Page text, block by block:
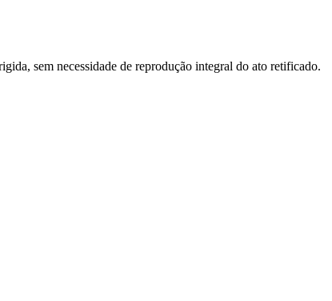
sem necessidade de reprodução integral do ato retificado.